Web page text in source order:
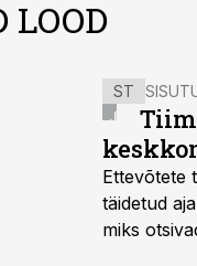
LOOD
ST
Ettevõtete
täidetud
miks